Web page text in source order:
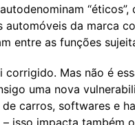
da marca
entre as funções
Mas não é
uma nova
carros, softwares e
isso impacta também